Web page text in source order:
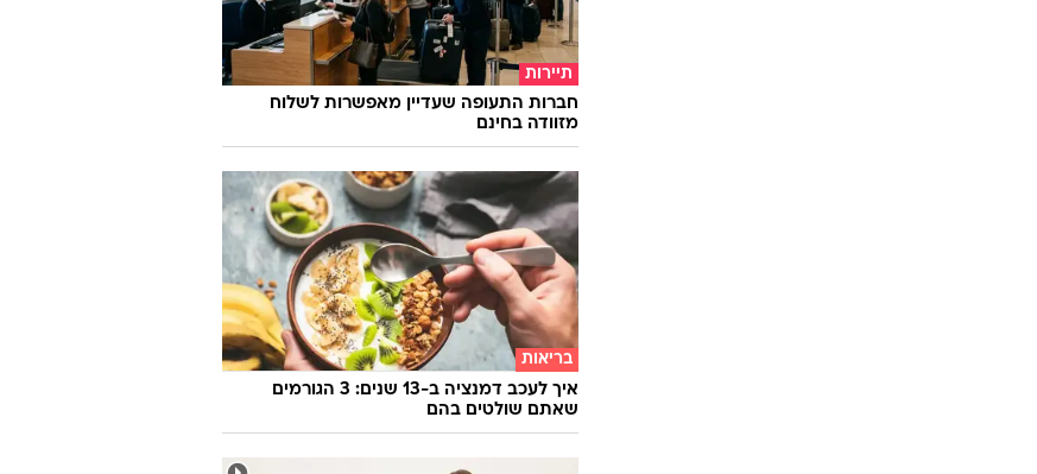
תיירות
חברות התעופה שעדיין מאפשרות לשלוח
מזוודה בחינם
בריאות
איך לעכב דמנציה ב-13 שנים: 3 הגורמים
שאתם שולטים בהם